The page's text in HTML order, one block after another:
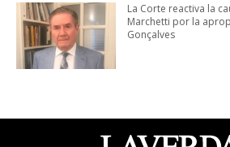
La Corte reactiva la
Marchetti por la
Gonçalves